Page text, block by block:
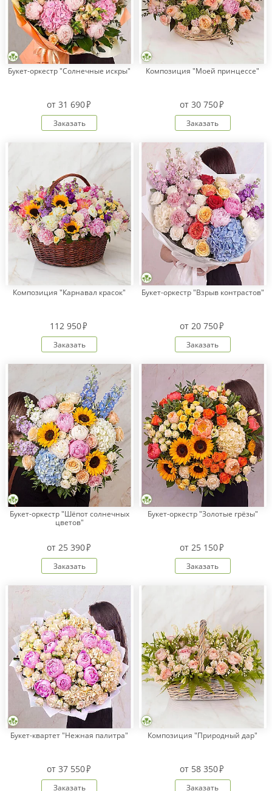
Букет-оркестр "Солнечные искры"
от 31 690
Заказать
Композиция "Моей принцессе"
от30 750
Заказать
Композиция "Карнавал красок"
112 950
Заказать
Букет-оркестр "Взрыв контрастов"
от20 750
Заказать
Букет-оркестр "Шёпот солнечных
цветов"
от 25 390
Заказать
Букет-оркестр "Золотые грёзы"
от25 150
Заказать
Букет-квартет "Нежная палитра"
от 37 550
Заказать
Композиция "Природный дар"
от 58 350
Заказать